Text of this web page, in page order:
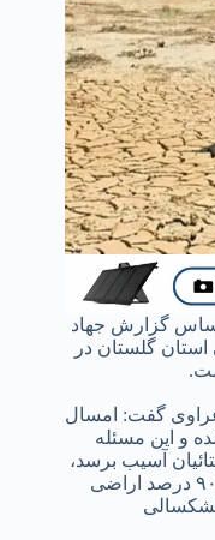
گزارش جهاد
زراعی استان گلستان در
گفت: امسال
و این مسئله
آسیب برسد،
بر اساس گزارش جهاد کشاورزی تا حدود ۹۰ درصد اراضی